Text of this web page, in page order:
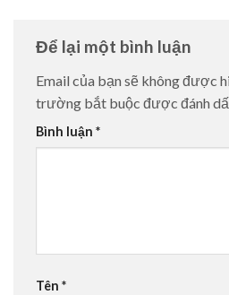
Để lại một bình luận
Email của bạn sẽ không được
trường bắt buộc được đánh
Bình luận *
Tên *